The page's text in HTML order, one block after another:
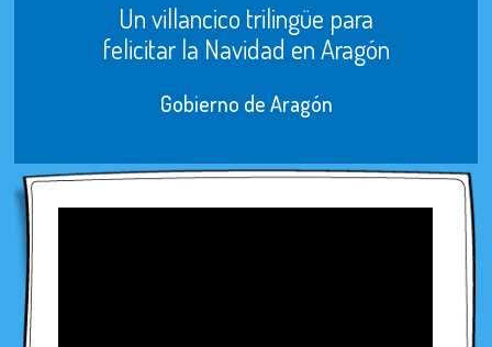
Un villancico trilingüe para
felicitar la Navidad en Aragón
Gobierno de Aragón